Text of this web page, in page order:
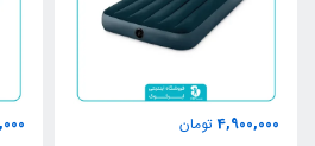
4,900,000 تومان